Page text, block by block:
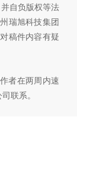
自负版权等法
瑞旭科技集团
稿件内容有疑
者在两周内速
联系。